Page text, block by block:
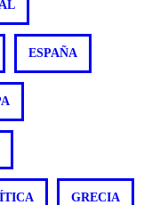
ESPAÑA
GRECIA